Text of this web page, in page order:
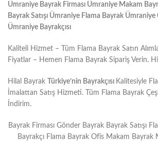
Ümraniye Bayrak Firması Ümraniye Makam
Bayrak Satışı Ümraniye Flama Bayrak
Ümraniye Bayrakçısı
Kaliteli Hizmet – Tüm Flama Bayrak Satın
Fiyatlar – Hemen Flama Bayrak Sipariş Verin.
Hilal Bayrak Türkiye’nin Bayrakçısı Kalitesiyle
İmalattan Satış Hizmeti. Tüm Flama Bayrak
İndirim.
Bayrak Firması Gönder Bayrak Bayrak Satışı
Bayrakçı Flama Bayrak Ofis Makam Bayrak